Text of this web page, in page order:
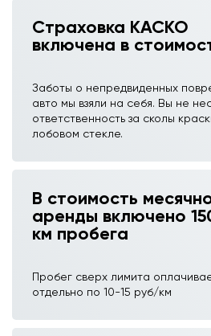
Страховка КАСКО
включена в
Заботы о непредвиденных
авто мы взяли на себя. Вы не
ответственность за сколы
лобовом стекле.
В стоимость
аренды включено
км пробега
Пробег сверх лимита
отдельно по 10-15 руб/км